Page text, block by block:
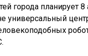
города планирует 8
универсальный